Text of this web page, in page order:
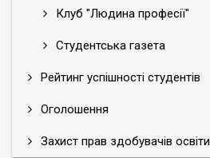
Клуб "Людина професії"
Студентська газета
Рейтинг успішності студентів
Оголошення
Захист прав здобувачів освіти